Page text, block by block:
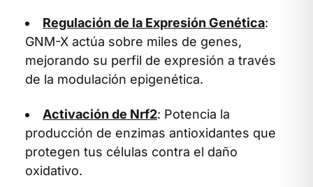
Regulación de la Expresión Genética:
GNM-X actúa sobre miles de genes,
mejorando su perfil de expresión a través
de la modulación epigenética.
Activación de Nrf2: Potencia la
producción de enzimas antioxidantes que
protegen tus células contra el daño
oxidativo.